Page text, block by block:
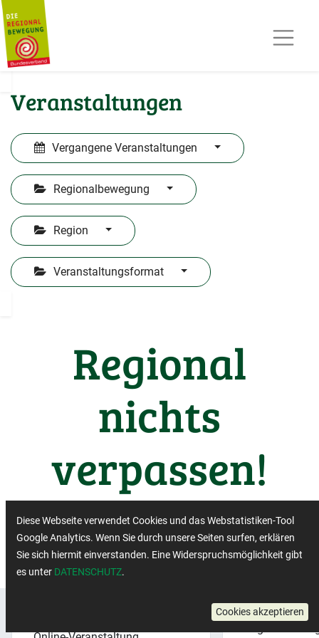
MITGLIED WERDEN
Veranstaltungen
Vergangene Veranstaltungen
Regionalbewegung
Region
Veranstaltungsformat
Regional
nichts
verpassen!
Wichtige Termine aus der
Regiobranche
Diese Webseite verwendet Cookies und das Webstatistiken-Tool
Google Analytics. Wenn Sie durch unsere Seiten surfen, erklären
Sie sich hiermit einverstanden. Eine Widerspruchsmöglichkeit gibt
es unter DATENSCHUTZ.
Cookies akzeptieren